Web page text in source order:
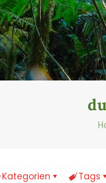
Kategorien Tags